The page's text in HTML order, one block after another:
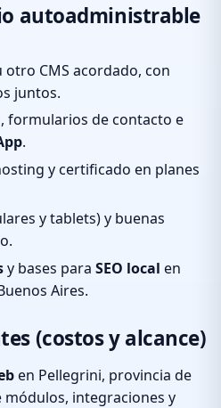
autoadministrable
otro CMS acordado, con
juntos.
formularios de contacto e
.
y certificado en planes
y tablets) y buenas
y bases para SEO local en
Aires.
(costos y alcance)
en Pellegrini, provincia de
módulos, integraciones y